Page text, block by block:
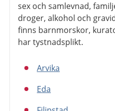
sex och samlevnad,
droger, alkohol och
finns barnmorskor,
har tystnadsplikt.
Arvika
Eda